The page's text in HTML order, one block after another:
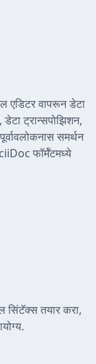
एडिटर वापरून डेटा
ट्रान्सपोझिशन,
समर्थन
फॉर्मॅटमध्ये
तयार करा,